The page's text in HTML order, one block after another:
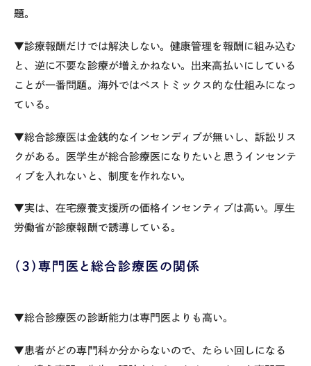
題。
▼診療報酬だけでは解決しない。健康管理を報酬に組み込む
と、逆に不要な診療が増えかねない。出来高払いにしている
ことが一番問題。海外ではベストミックス的な仕組みになっ
ている。
▼総合診療医は金銭的なインセンディブが無いし、訴訟リス
クがある。医学生が総合診療医になりたいと思うインセンテ
ィブを入れないと、制度を作れない。
▼実は、在宅療養支援所の価格インセンティブは高い。厚生
労働省が診療報酬で誘導している。
（３）専門医と総合診療医の関係
▼総合診療医の診断能力は専門医よりも高い。
▼患者がどの専門科か分からないので、たらい回しになる